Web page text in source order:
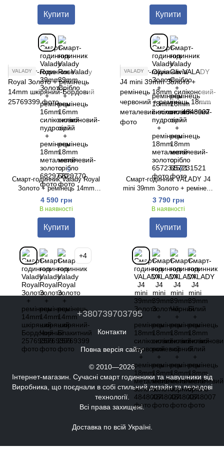
Купити Купити
VALADY
5
Смарт-годинник Valady Royal
Золото + ремінець 14mm
шкіряний-Бордовий
4 590 грн
В наявності
Купити
+4
VALADY
7
Смарт-годинник VALADY J4
mini 39mm Золото + ремінець
18mm силіконовий-червоний +
ремінець 18mm металевий-
3 790 грн
В наявності
Купити
+380739703795
Контакти
Повна версія сайту
© 2010—2026
Інтернет-магазин. Сучасні смарт годинники та навушники від
Виробника, що поєднали в собі стильний дизайн та передові
технології.
Всі права захищені.
Доставка по всій Україні.